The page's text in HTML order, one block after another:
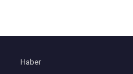
Haber